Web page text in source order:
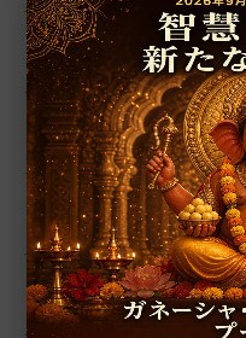
インド占星術
繁栄・開運
厄除開運
恋愛・結婚